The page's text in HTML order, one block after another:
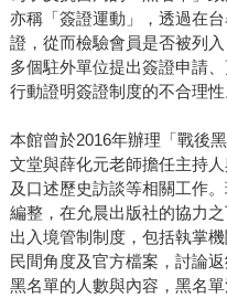
亦稱「簽證運動」，透過在
證，從而檢驗會員是否被列
多個駐外單位提出簽證申請
行動證明簽證制度的不合理性
本館曾於2016年辦理「戰後
文堂與薛化元老師擔任主持
及口述歷史訪談等相關工作
編整，在允晨出版社的協力
出入境管制制度，包括執掌
民間角度及官方檔案，討論
黑名單的人數與內容，黑名